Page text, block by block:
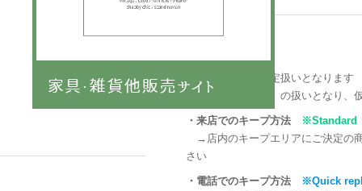
当店のキープは決定扱いとなります
全商品【決定優先】の扱いとなり
・来店でのキープ方法
※Standard
→店内のキープエリアにご決定の
さい
・電話でのキープ方法
※Quick